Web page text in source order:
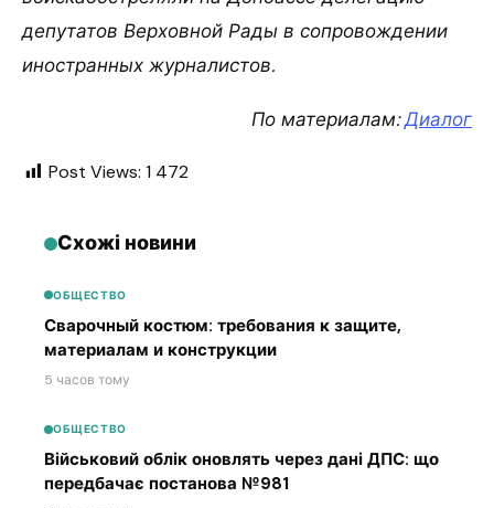
депутатов Верховной Рады в сопровождении
иностранных журналистов.
По материалам:Диалог
Post Views: 1 472
Схожі новини
ОБЩЕСТВО
Сварочный костюм: требования к защите,
материалам и конструкции
5 часов тому
ОБЩЕСТВО
Військовий облік оновлять через дані ДПС: що
передбачає постанова №981